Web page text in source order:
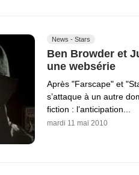
News - Stars
Ben Browder et
une websérie
Après "Farscape" et
s’attaque à un autre
fiction : l’anticipation...
mardi 11 mai 2010